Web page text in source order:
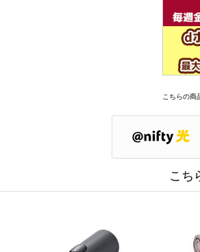
こちらの商
こち